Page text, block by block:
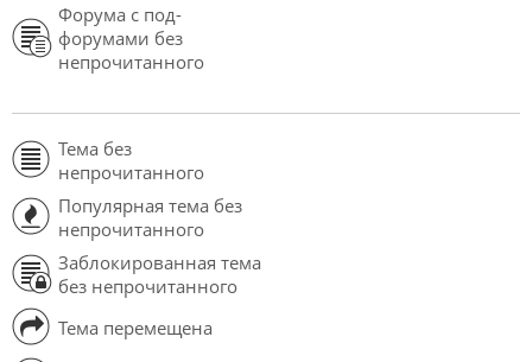
Форума с под-
форумами без
непрочитанного
Тема без
непрочитанного
Популярная тема без
непрочитанного
Заблокированная тема
без непрочитанного
Тема перемещена